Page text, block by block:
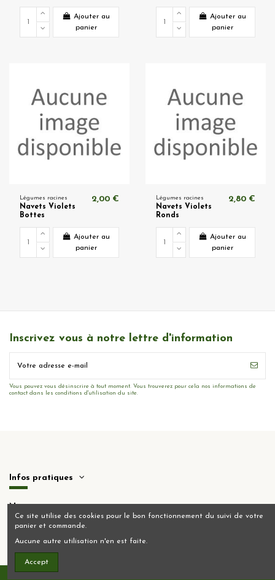
Ajouter au
panier
Ajouter au
panier
Légumes racines
Navets Violets
Bottes
2,00 €
Ajouter au
panier
Légumes racines
Navets Violets
Ronds
2,80 €
Ajouter au
panier
Inscrivez vous à notre lettre d'information
Vous pouvez vous désinscrire à tout moment. Vous trouverez pour cela nos informations de
contact dans les conditions d'utilisation du site.
Infos pratiques
Nous contacter
Ce site utilise des cookies pour le bon fonctionnement du suivi de votre
panier et commande.
Aucune autre utilisation n'en est faite.
Accept